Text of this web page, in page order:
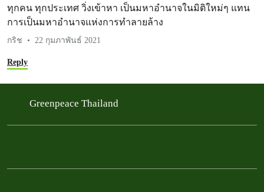
ทุกคน ทุกประเทศ วิ่งเข้าหา เป็นมหาอำนาจในมิติใหม่ๆ แทน
การเป็นมหาอำนาจแห่งการทำลายล้าง
กริช 22 กุมภาพันธ์ 2021
Reply
Greenpeace Thailand